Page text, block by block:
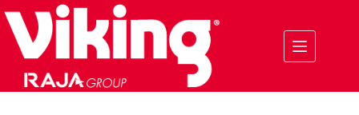
naar
inhoud